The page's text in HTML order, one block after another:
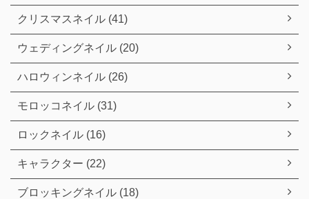
クリスマスネイル (41)
ウェディングネイル (20)
ハロウィンネイル (26)
モロッコネイル (31)
ロックネイル (16)
キャラクター (22)
ブロッキングネイル (18)